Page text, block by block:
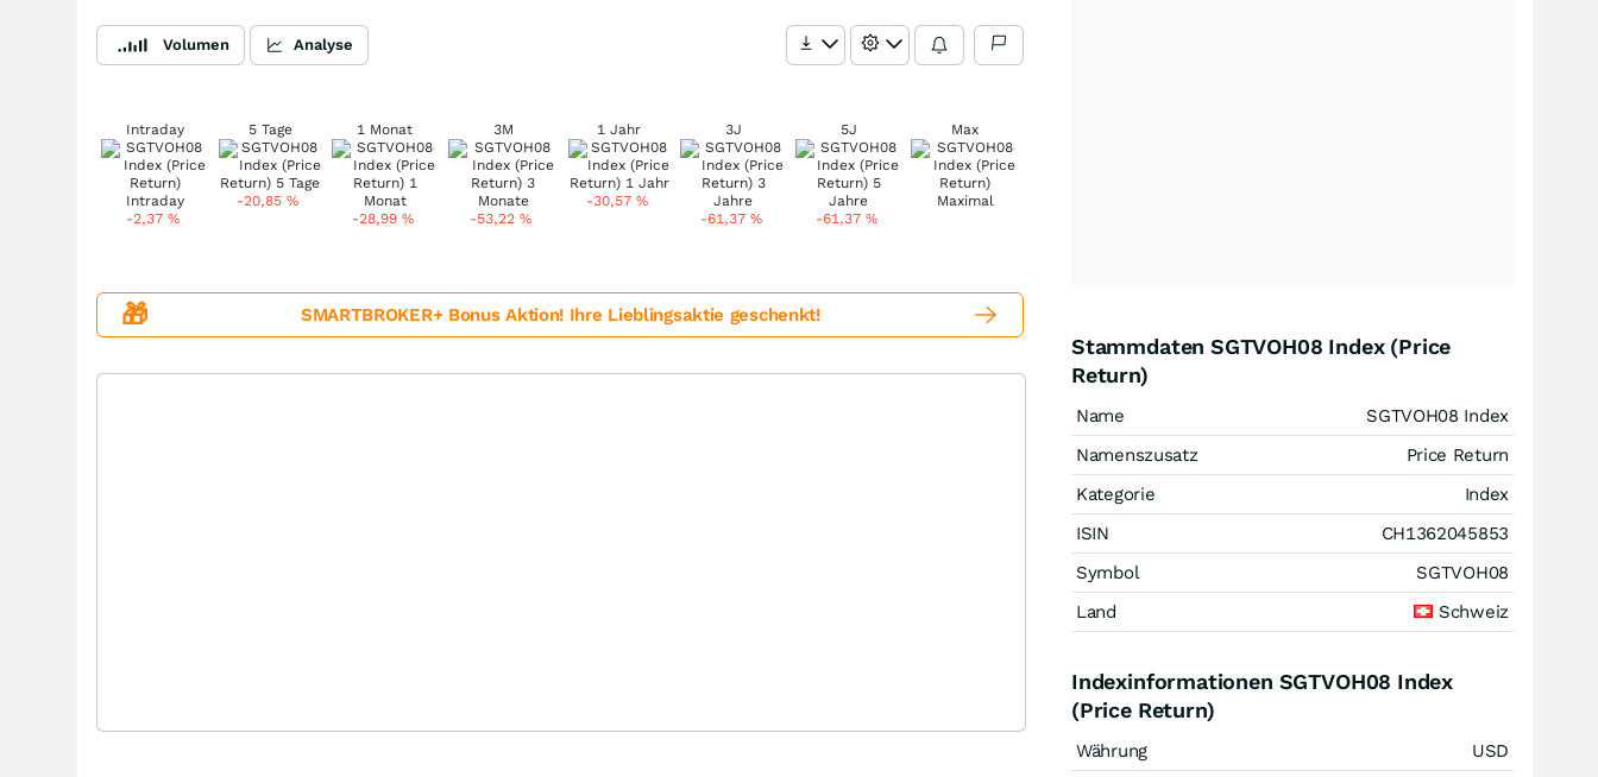
Volumen Analyse
Intraday
-2,37 %
5 Tage
-20,85%
1 Monat
-28,99 %
3M
-53,22%
1 Jahr
-30,57 %
3J
-61,37 %
5J
-61,37 %
Max
🎁 SMARTBROKER+ Bonus Aktion! Ihre Lieblingsaktie geschenkt!
Stammdaten SGTVOH08 Index (Price
Return)
Name
SGTVOH08 Index
Namenszusatz
Price Return
Kategorie
Index
ISIN
CH1362045853
Symbol
SGTVOH08
Land
Schweiz
Indexinformationen SGTVOH08 Index
(Price Return)
Währung
USD